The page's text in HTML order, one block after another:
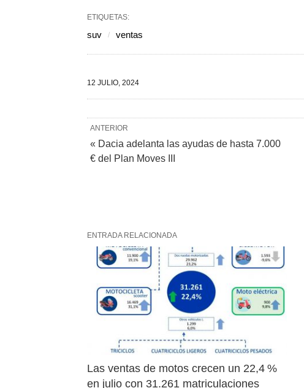
ETIQUETAS:
suv ventas
12 JULIO, 2024
ANTERIOR
« Dacia adelanta las ayudas de hasta 7.000
€ del Plan Moves III
ENTRADA RELACIONADA
Las ventas de motos crecen un 22,4 %
en julio con 31.261 matriculaciones